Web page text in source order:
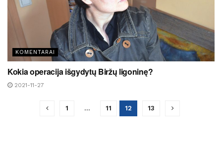
KOMENTARAI
Kokia operacija išgydytų Biržų ligoninę?
2021-11-27
1 … 11 12 13